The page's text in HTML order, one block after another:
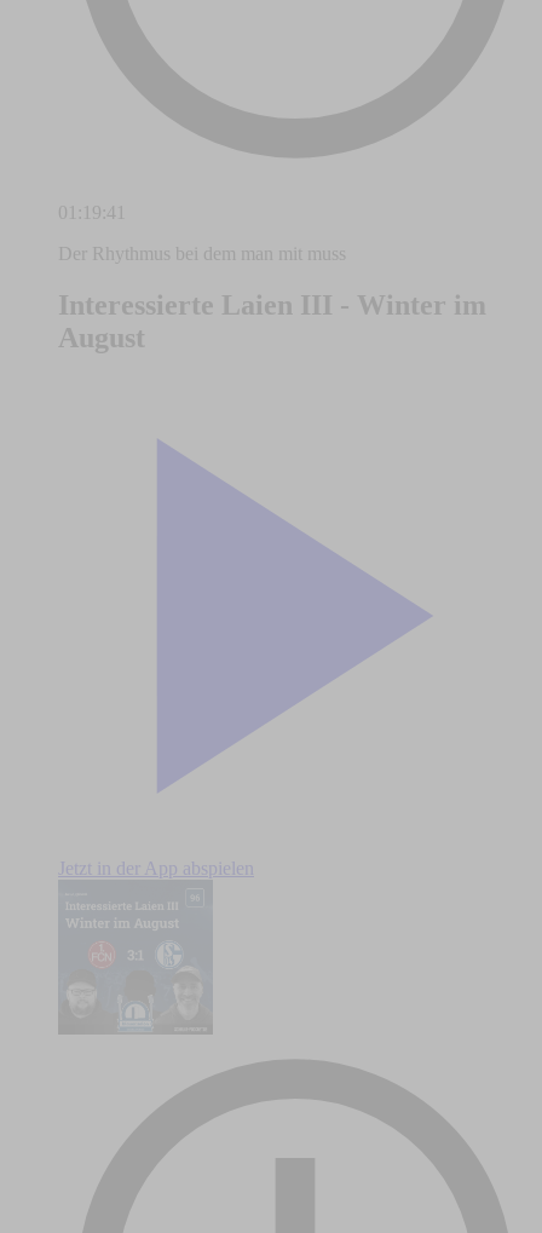
01:19:41
Der Rhythmus bei dem man mit muss
Interessierte Laien III - Winter im
August
Jetzt in der App abspielen